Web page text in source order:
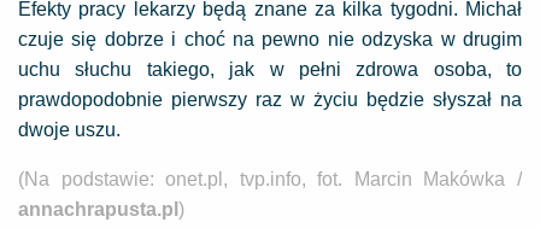
Efekty pracy lekarzy będą znane za kilka tygodni. Michał
czuje się dobrze i choć na pewno nie odzyska w drugim
uchu słuchu takiego, jak w pełni zdrowa osoba, to
prawdopodobnie pierwszy raz w życiu będzie słyszał na
dwoje uszu.
(Na podstawie: onet.pl, tvp.info, fot. Marcin Makówka /
annachrapusta.pl )